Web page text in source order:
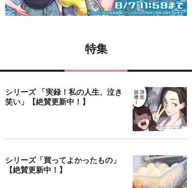
特集
シリーズ 「実録！私の人生、泣き
笑い」【絶賛更新中！】
シリーズ「買ってよかったもの」
【絶賛更新中！】